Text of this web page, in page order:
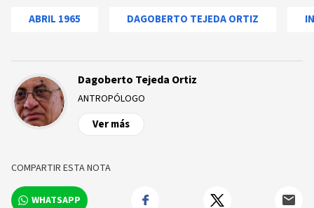
ABRIL 1965 DAGOBERTO TEJEDA ORTIZ
Dagoberto Tejeda Ortiz
ANTROPÓLOGO
Ver más
COMPARTIR ESTA NOTA
WHATSAPP